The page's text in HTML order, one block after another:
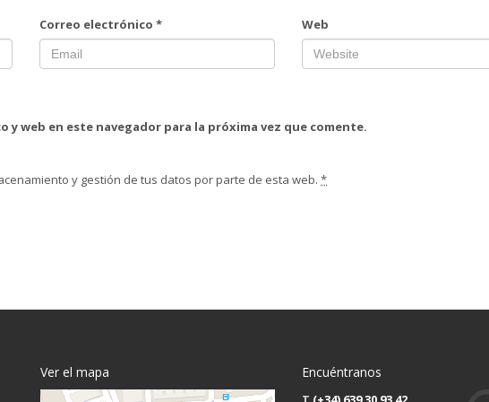
Correo electrónico* Web
y web en este navegador para la próxima vez que comente.
y gestión de tus datos por parte de esta web. *
Ver el mapa Encuéntranos